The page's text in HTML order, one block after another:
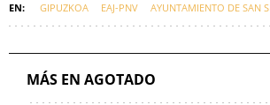
GIPUZKOA EAJ-PNV AYUNTAMIENTO DE SAN
CHALET DE XABI ALONSO
MÁS EN AGOTADO